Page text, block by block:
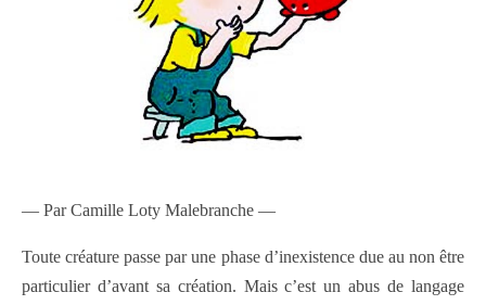
— Par Camille Loty Malebranche —
Toute créature passe par une phase d’inexistence due au non être
particulier d’avant sa création. Mais c’est un abus de langage